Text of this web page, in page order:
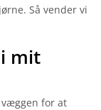
Så vender vi
mit
for at